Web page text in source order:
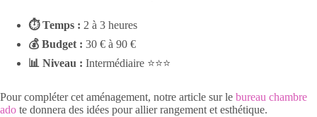
⏱ Temps : 2 à 3 heures
💰 Budget : 30 € à 90 €
📊 Niveau : Intermédiaire ⭐⭐⭐
Pour compléter cet aménagement, notre article sur le bureau chambre
ado te donnera des idées pour allier rangement et esthétique.